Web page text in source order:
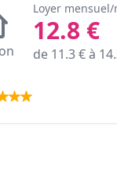
Loyer mensuel/
12.8 €
de 11.3€ à